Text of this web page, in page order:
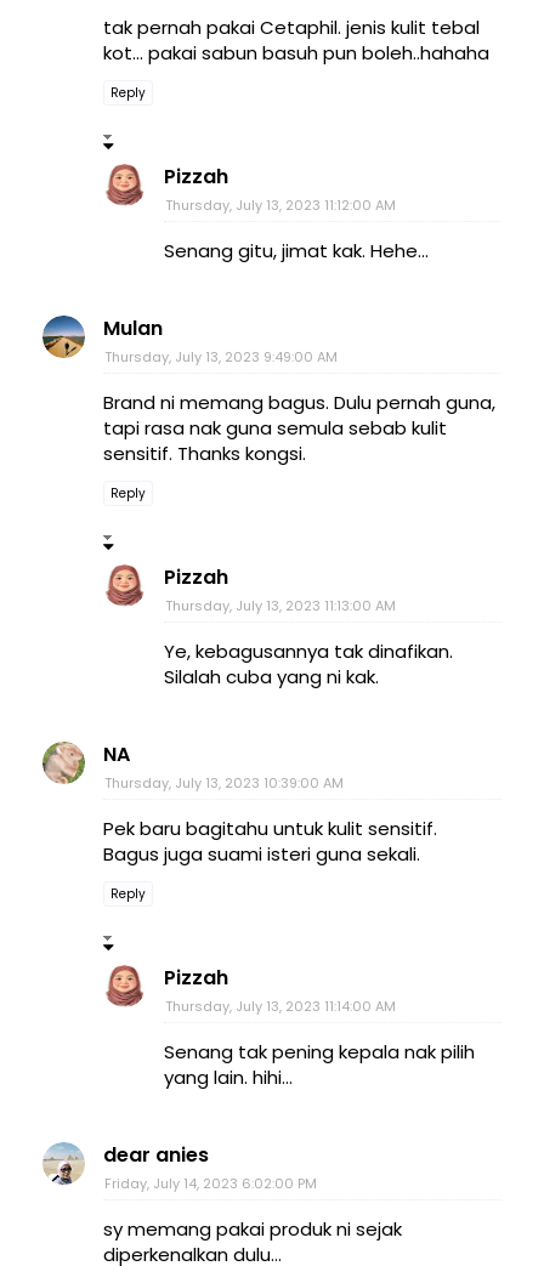
tak pernah pakai Cetaphil. jenis kulit tebal
kot... pakai sabun basuh pun boleh..hahaha
Reply
Pizzah
Thursday, July 13, 2023 11:12:00 AM
Senang gitu, jimat kak. Hehe...
Mulan
Thursday, July 13, 2023 9:49:00 AM
Brand ni memang bagus. Dulu pernah guna,
tapi rasa nak guna semula sebab kulit
sensitif. Thanks kongsi.
Reply
Pizzah
Thursday, July 13, 2023 11:13:00 AM
Ye, kebagusannya tak dinafikan.
Silalah cuba yang ni kak.
NA
Thursday, July 13, 2023 10:39:00 AM
Pek baru bagitahu untuk kulit sensitif.
Bagus juga suami isteri guna sekali.
Reply
Pizzah
Thursday, July 13, 2023 11:14:00 AM
Senang tak pening kepala nak pilih
yang lain. hihi...
dear anies
Friday, July 14, 2023 6:02:00 PM
sy memang pakai produk ni sejak
diperkenalkan dulu...